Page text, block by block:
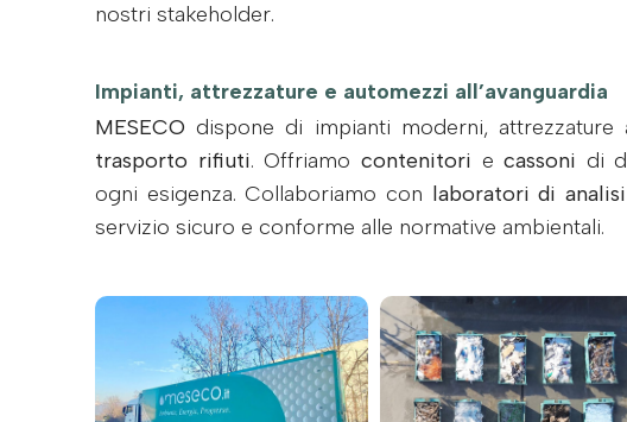
nostri stakeholder.
Impianti, attrezzature e automezzi all’avanguardia
MESECO dispone di impianti moderni, attrezzature
trasporto rifiuti. Offriamo contenitori ecassoni di
ogni esigenza. Collaboriamo con laboratori di analisi
servizio sicuro e conforme alle normative ambientali.